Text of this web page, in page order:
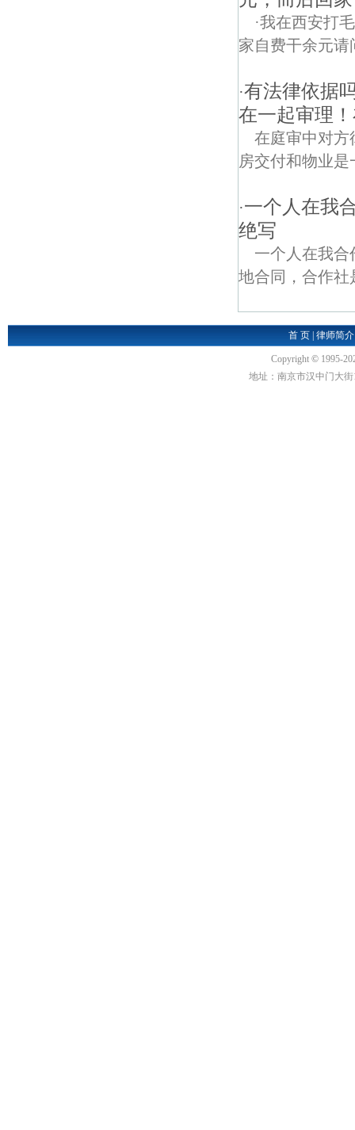
·我在西安打
家自费干余元
·有法律依据
在一起审理
在庭审中对方
房交付和物业
·一个人在我
绝写
一个人在我合
地合同，合作社
首 页 |律师简介
Copyright © 1995-
地址：南京市汉中门大街